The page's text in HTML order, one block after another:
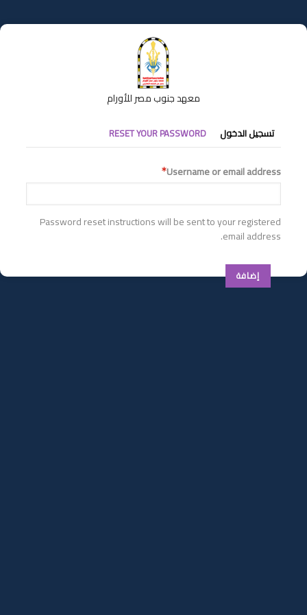
إلى
المحتوى
معهد جنوب مصر للأورام
التبويبات
الأساسية
تسجيل الدخول RESET YOUR PASSWORD
Username or email address
Password reset instructions will be sent to your registered
email address.